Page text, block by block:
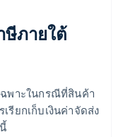
ษีภายใต้
ฉพาะในกรณีที่สินค้า
รียกเก็บเงินค่าจัดส่ง